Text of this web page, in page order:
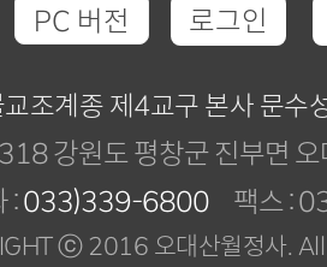
PC 버전 로그인
조계종 제4교구 본사 문수
강원도 평창군 진부면
:033)339-6800 팩스 :
ⓒ 2016 오대산월정사.